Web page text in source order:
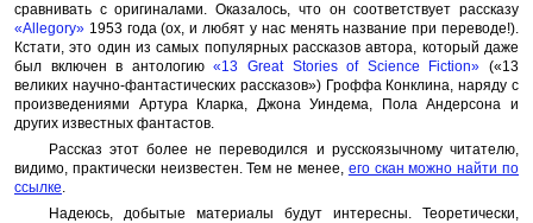
сравнивать с оригиналами. Оказалось, что он соответствует рассказу
«Allegory» 1953 года (ох, и любят у нас менять название при переводе!).
Кстати, это один из самых популярных рассказов автора, который даже
был включен в антологию«13 Great Stories of Science Fiction» («13
великих научно-фантастических рассказов») Гроффа Конклина, наряду с
произведениями Артура Кларка, Джона Уиндема, Пола Андерсона и
других известных фантастов.
Рассказ этот более не переводился и русскоязычному читателю,
видимо, практически неизвестен. Тем не менее, его скан можно найти по
ссылке.
Надеюсь, добытые материалы будут интересны. Теоретически,